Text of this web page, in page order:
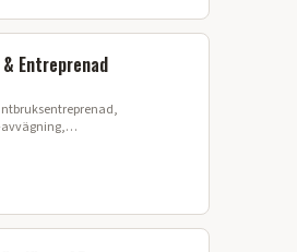
Entreprenad